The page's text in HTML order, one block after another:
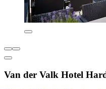
Van der Valk Hotel